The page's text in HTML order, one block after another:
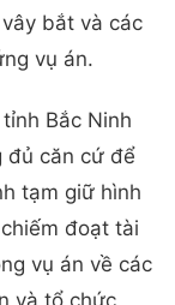
bắt và các
vụ án.
Bắc Ninh
đủ căn cứ để
tạm giữ hình
đoạt tài
vụ án về các